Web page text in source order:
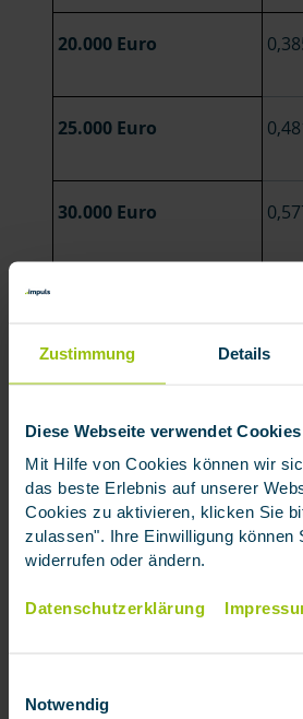
Zustimmung Details
Diese Webseite verwendet Cookies
Mit Hilfe von Cookies können wir
das beste Erlebnis auf unserer
Cookies zu aktivieren, klicken Sie
zulassen". Ihre Einwilligung können
widerrufen oder ändern.
Datenschutzerklärung
Notwendig
20.000 Euro
25.000 Euro
30.000 Euro
40.000 Euro
45.000 Euro
50.000 Euro
55.000 Euro